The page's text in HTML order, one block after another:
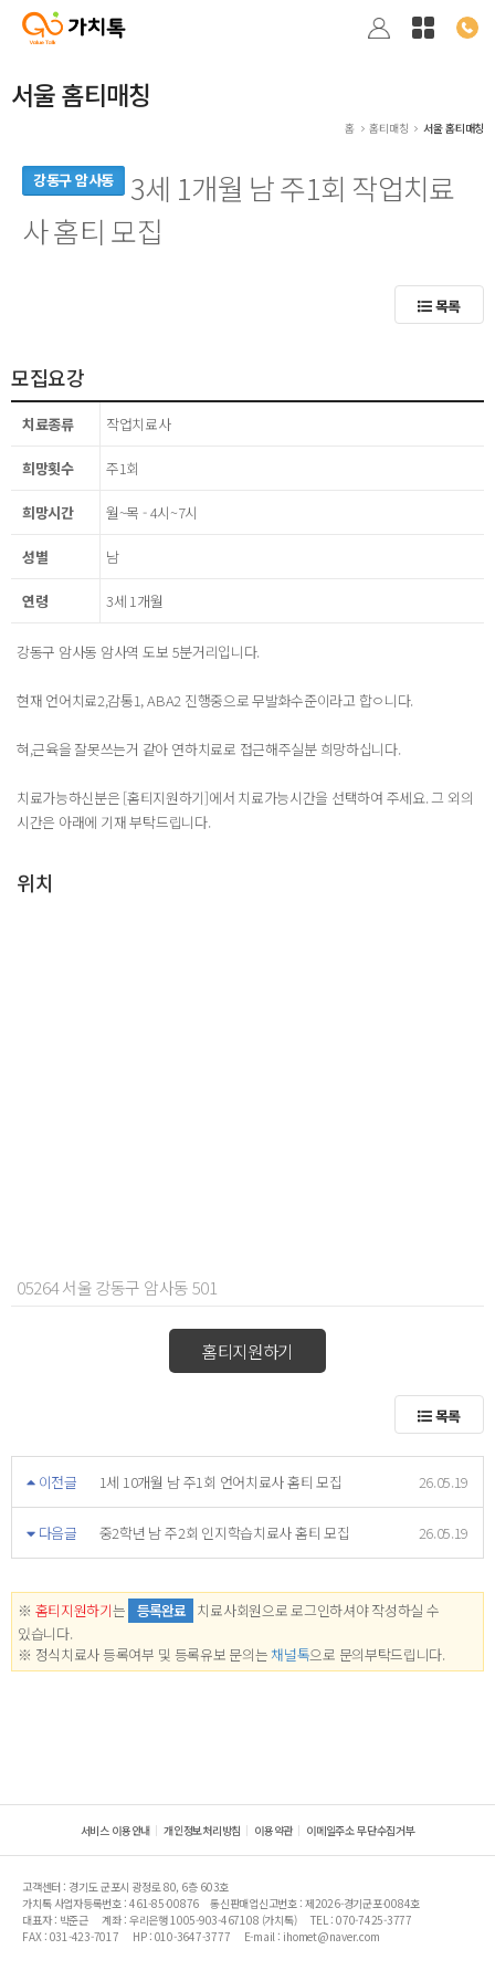
서울 홈티매칭
홈 홈티매칭 서울 홈티매칭
강동구 암사동
3세 1개월 남 주1회 작업치료
사 홈티 모집
목록
모집요강
치료종류 작업치료사
희망횟수 주1회
희망시간 월~목 - 4시~7시
성별 남
연령 3세 1개월
강동구 암사동 암사역 도보 5분거리입니다.
현재 언어치료2,감통1, ABA2 진행중으로 무발화수준이라고 합ㅇ니다.
혀,근육을 잘못쓰는거 같아 연하치료로 접근해주실분 희망하십니다.
치료가능하신분은 [홈티지원하기]에서 치료가능시간을 선택하여 주세요. 그 외의
시간은 아래에 기재 부탁드립니다.
위치
05264 서울 강동구 암사동 501
홈티지원하기
목록
이전글 1세 10개월 남 주1회 언어치료사 홈티 모집 26.05.19
다음글 중2학년 남 주2회 인지학습치료사 홈티 모집 26.05.19
※ 홈티지원하기는 등록완료 치료사회원으로 로그인하셔야 작성하실 수
있습니다.
※ 정식치료사 등록여부 및 등록유보 문의는 채널톡으로 문의부탁드립니다.
서비스 이용안내 개인정보처리방침 이용약관 이메일주소 무단수집거부
고객센터 : 경기도 군포시 광정로 80, 6층 603호
가치톡 사업자등록번호 : 461-85-00876
통신판매업신고번호 : 제2026-경기군포-0084호
대표자 : 박준근
계좌 : 우리은행 1005-903-467108 (가치톡)
TEL : 070-7425-3777
FAX : 031-423-7017
HP : 010-3647-3777 E-mail : ihomet@naver.com